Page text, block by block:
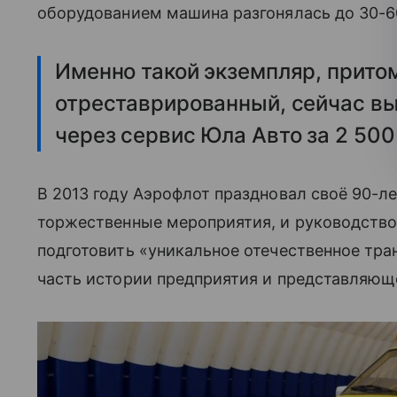
оборудованием машина разгонялась до 30-
Именно такой экземпляр,
отреставрированный, сейчас
через сервис Юла Авто за 2 500
В 2013 году Аэрофлот праздновал своё 90-
торжественные мероприятия, и
подготовить «уникальное отечественное
часть истории предприятия и